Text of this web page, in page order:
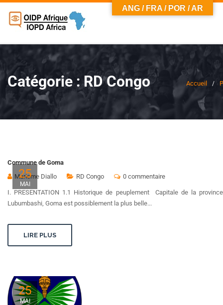
Catégorie :RD Congo Accueil
25
MAI
Commune de Goma
Marieme Diallo
RD Congo 0 commentaire
I. PRESENTATION 1.1 Historique de peuplement Capitale de la
Lubumbashi, Goma est possiblement la plus belle...
LIRE PLUS
25
MAI
ANG / FRA / POR / AR